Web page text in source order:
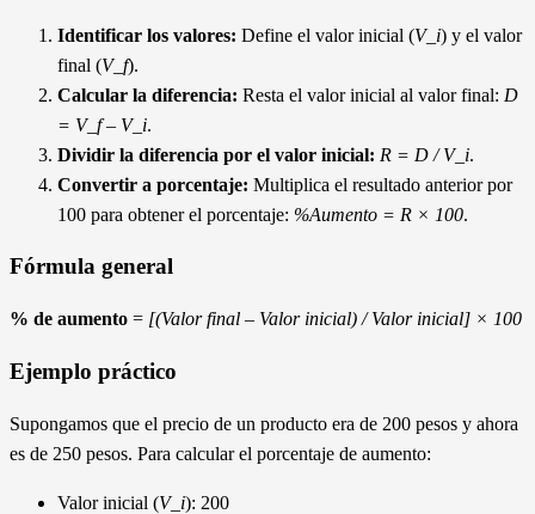
Identificar los valores: Define el valor inicial (V_i) y el valor
final (V_f).
Calcular la diferencia: Resta el valor inicial al valor final: D
= V_f – V_i.
Dividir la diferencia por el valor inicial: R = D / V_i.
Convertir a porcentaje: Multiplica el resultado anterior por
100 para obtener el porcentaje: %Aumento = R × 100.
Fórmula general
% de aumento = [(Valor final – Valor inicial) / Valor inicial] × 100
Ejemplo práctico
Supongamos que el precio de un producto era de 200 pesos y ahora
es de 250 pesos. Para calcular el porcentaje de aumento:
Valor inicial (V_i): 200